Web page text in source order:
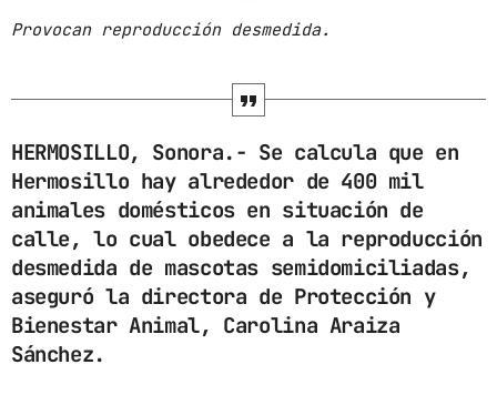
marzo 2025
febrero 2025
enero 2025
diciembre 2024
noviembre 2024
octubre 2024
septiembre 2024
Provocan reproducción desmedida.
HERMOSILLO, Sonora.- Se calcula que en
Hermosillo hay alrededor de 400 mil
animales domésticos en situación de
calle, lo cual obedece a la reproducción
desmedida de mascotas semidomiciliadas,
aseguró la directora de Protección y
Bienestar Animal, Carolina Araiza
Sánchez.